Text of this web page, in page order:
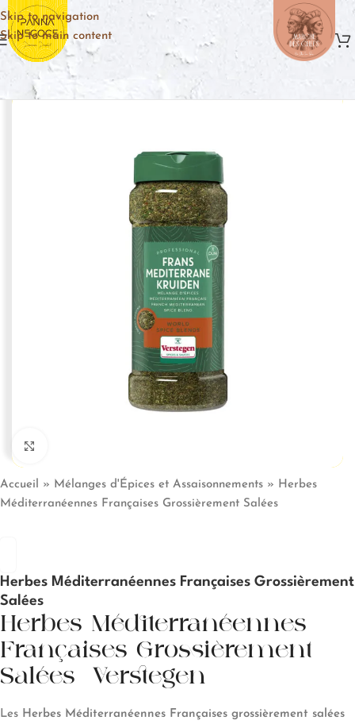
Skip to navigation
Skip to main content
Accueil » Mélanges d'Épices et Assaisonnements » Herbes
Méditerranéennes Françaises Grossièrement Salées
Herbes Méditerranéennes Françaises Grossièrement
Salées
Herbes Méditerranéennes
Françaises Grossièrement
Salées -Verstegen
Les Herbes Méditerranéennes Françaises grossièrement salées